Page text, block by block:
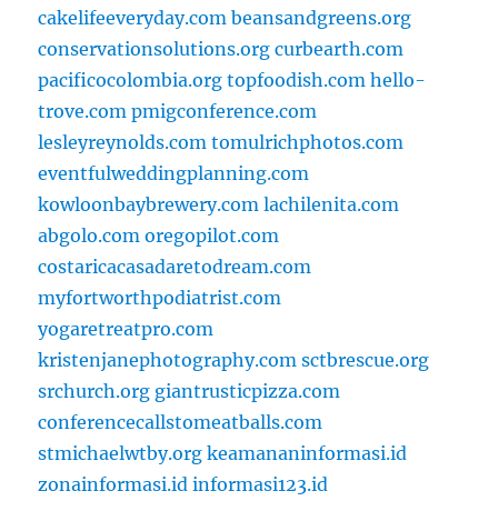
cakelifeeveryday.com beansandgreens.org
conservationsolutions.org curbearth.com
pacificocolombia.org topfoodish.com hello-
trove.com pmigconference.com
lesleyreynolds.com tomulrichphotos.com
eventfulweddingplanning.com
kowloonbaybrewery.com lachilenita.com
abgolo.com oregopilot.com
costaricacasadaretodream.com
myfortworthpodiatrist.com
yogaretreatpro.com
kristenjanephotography.com sctbrescue.org
srchurch.org giantrusticpizza.com
conferencecallstomeatballs.com
stmichaelwtby.org keamananinformasi.id
zonainformasi.id informasi123.id